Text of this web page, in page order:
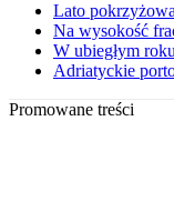
Lato
Na wysokość
W ubiegłym
Adriatyckie
Promowane treści